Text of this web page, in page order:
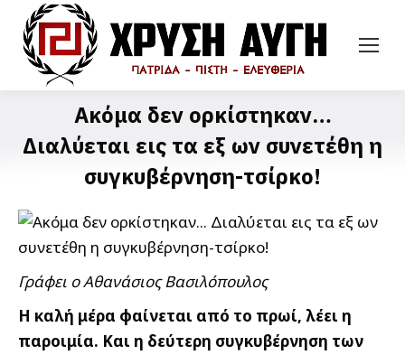
Ακόμα δεν ορκίστηκαν…
Διαλύεται εις τα εξ ων συνετέθη η
συγκυβέρνηση-τσίρκο!
Γράφει ο Αθανάσιος Βασιλόπουλος
Η καλή μέρα φαίνεται από το πρωί, λέει η
παροιμία. Και η δεύτερη συγκυβέρνηση των